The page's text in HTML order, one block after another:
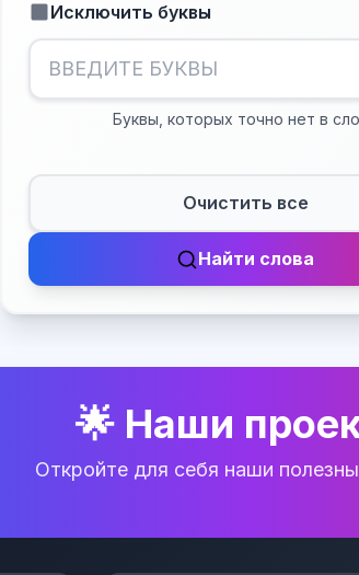
Исключить буквы
Буквы, которых точно нет в
Очистить все
Найти слова
🌟 Наши
Откройте для себя наши